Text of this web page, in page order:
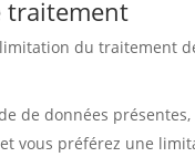
traitement
du traitement
de données
vous préférez une